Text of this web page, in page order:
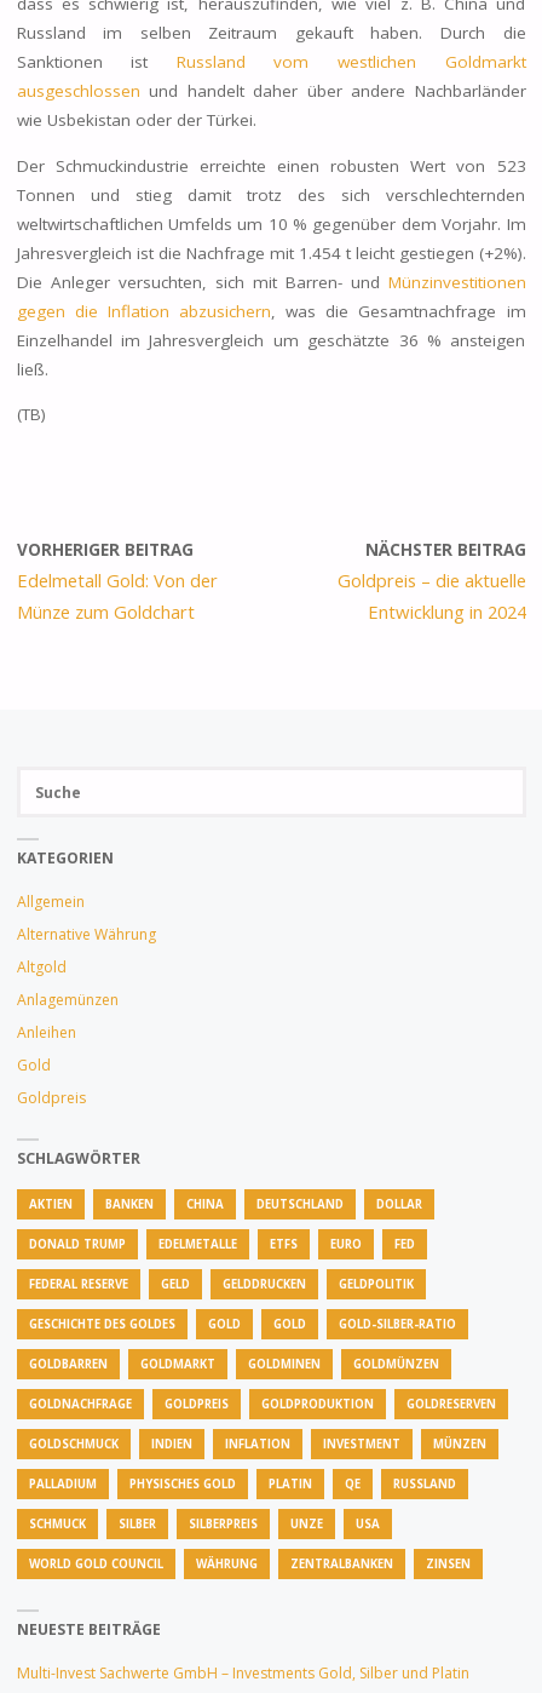
Russland im selben Zeitraum gekauft haben. Durch die
Sanktionen ist Russland vom westlichen Goldmarkt
ausgeschlossen und handelt daher über andere Nachbarländer
wie Usbekistan oder der Türkei.
Der Schmuckindustrie erreichte einen robusten Wert von 523
Tonnen und stieg damit trotz des sich verschlechternden
weltwirtschaftlichen Umfelds um 10 % gegenüber dem Vorjahr. Im
Jahresvergleich ist die Nachfrage mit 1.454 t leicht gestiegen (+2%).
Die Anleger versuchten, sich mit Barren- und Münzinvestitionen
gegen die Inflation abzusichern, was die Gesamtnachfrage im
Einzelhandel im Jahresvergleich um geschätzte 36 % ansteigen
ließ.
(TB)
VORHERIGER BEITRAG
Edelmetall Gold: Von der
Münze zum Goldchart
NÄCHSTER BEITRAG
Goldpreis – die aktuelle
Entwicklung in 2024
KATEGORIEN
Allgemein
Alternative Währung
Altgold
Anlagemünzen
Anleihen
Gold
Goldpreis
SCHLAGWÖRTER
AKTIEN BANKEN CHINA DEUTSCHLAND DOLLAR
DONALD TRUMP EDELMETALLE ETFS EURO FED
FEDERAL RESERVE GELD GELDDRUCKEN GELDPOLITIK
GESCHICHTE DES GOLDES GOLD GOLD GOLD-SILBER-RATIO
GOLDBARREN GOLDMARKT GOLDMINEN GOLDMÜNZEN
GOLDNACHFRAGE GOLDPREIS GOLDPRODUKTION GOLDRESERVEN
GOLDSCHMUCK INDIEN INFLATION INVESTMENT MÜNZEN
PALLADIUM PHYSISCHES GOLD PLATIN QE RUSSLAND
SCHMUCK SILBER SILBERPREIS UNZE USA
WORLD GOLD COUNCIL WÄHRUNG ZENTRALBANKEN ZINSEN
NEUESTE BEITRÄGE
Multi-Invest Sachwerte GmbH – Investments Gold, Silber und Platin